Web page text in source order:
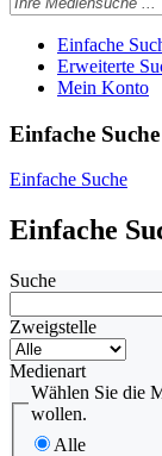
Einfache
Erweiterte
Mein Konto
Einfache Suche
Einfache Suche
Einfache
Suche
Zweigstelle
Medienart
Wählen Sie die
wollen.
Alle